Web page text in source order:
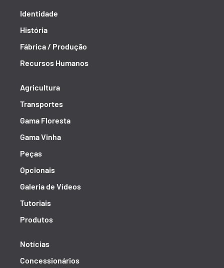
Identidade
História
Fábrica / Produção
Recursos Humanos
Agricultura
Transportes
Gama Floresta
Gama Vinha
Peças
Opcionais
Galeria de Vídeos
Tutoriais
Produtos
Notícias
Concessionários